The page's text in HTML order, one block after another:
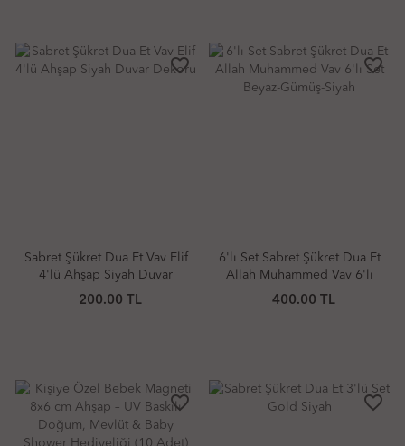
favorite_border
Sabret Şükret Dua Et Vav Elif
4'lü Ahşap Siyah Duvar
Dekoru
200.00 TL
favorite_border
6'lı Set Sabret Şükret Dua Et
Allah Muhammed Vav 6'lı
Set Beyaz-Gümüş-Siyah
400.00 TL
favorite_border favorite_border